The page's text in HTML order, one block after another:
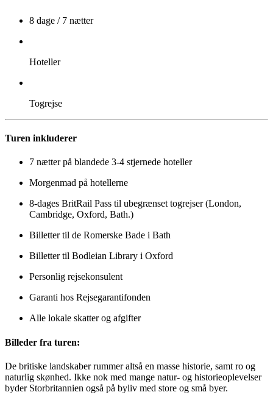
8 dage / 7 nætter
Hoteller
Togrejse
Turen inkluderer
7 nætter på blandede 3-4 stjernede hoteller
Morgenmad på hotellerne
8-dages BritRail Pass til ubegrænset togrejser (London,
Cambridge, Oxford, Bath.)
Billetter til de Romerske Bade i Bath
Billetter til Bodleian Library i Oxford
Personlig rejsekonsulent
Garanti hos Rejsegarantifonden
Alle lokale skatter og afgifter
Billeder fra turen:
De britiske landskaber rummer altså en masse historie, samt ro og
naturlig skønhed. Ikke nok med mange natur- og historieoplevelser
byder Storbritannien også på byliv med store og små byer.